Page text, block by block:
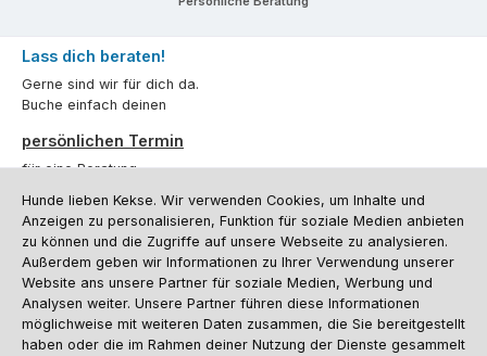
Lass dich beraten!
Gerne sind wir für dich da.
Buche einfach deinen
persönlichen Termin
für eine Beratung.
Oder über unserKontaktformular.
Vertrag widerrufen
Kundenservice
Hunde lieben Kekse. Wir verwenden Cookies, um Inhalte und
Anzeigen zu personalisieren, Funktion für soziale Medien anbieten
zu können und die Zugriffe auf unsere Webseite zu analysieren.
Außerdem geben wir Informationen zu Ihrer Verwendung unserer
Website ans unsere Partner für soziale Medien, Werbung und
Analysen weiter. Unsere Partner führen diese Informationen
möglichweise mit weiteren Daten zusammen, die Sie bereitgestellt
haben oder die im Rahmen deiner Nutzung der Dienste gesammelt